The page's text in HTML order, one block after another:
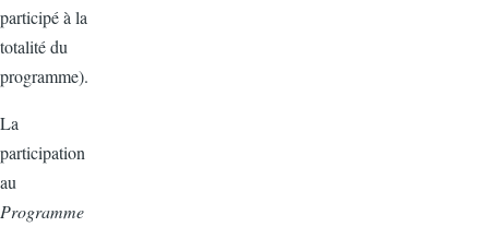
participé à la
totalité du
programme).
La
participation
au
Programme